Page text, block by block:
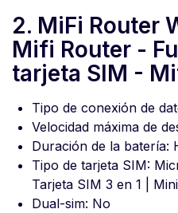
2. MiFi Router
Mifi Router -
tarjeta SIM -
Tipo de conexión de
Velocidad máxima de
Duración de la batería:
Tipo de tarjeta SIM:
Tarjeta SIM 3 en 1 |
Dual-sim: No